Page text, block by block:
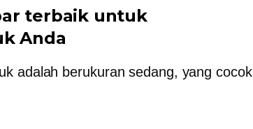
terbaik untuk
Anda
adalah berukuran sedang, yang cocok